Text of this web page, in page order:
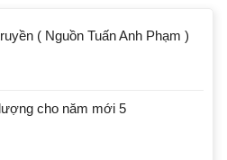
( Nguồn Tuấn Anh Phạm )
cho năm mới 5